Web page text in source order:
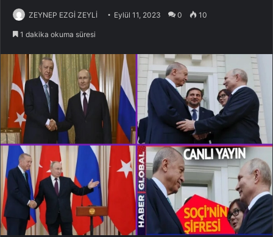
ZEYNEP EZGİ ZEYLİ Eylül 11, 2023 0 10
1 dakika okuma süresi